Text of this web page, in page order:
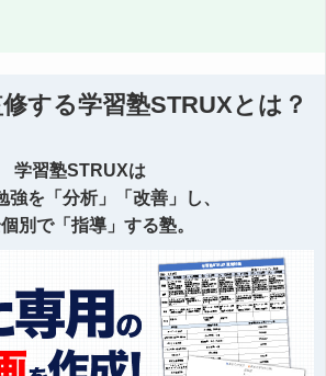
する学習塾STRUXとは？
学習塾STRUXは
強を「分析」「改善」し、
別で「指導」する塾。